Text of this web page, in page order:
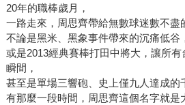
20年的職棒歲月，
一路走來，周思齊帶給無數球迷數不盡
不論是黑米、黑象事件帶來的沉痛低谷
或是2013經典賽棒打田中將大，讓所
瞬間，
甚至是單場三響砲、史上僅九人達成的
有那麼一段時間，周思齊這個名字就是